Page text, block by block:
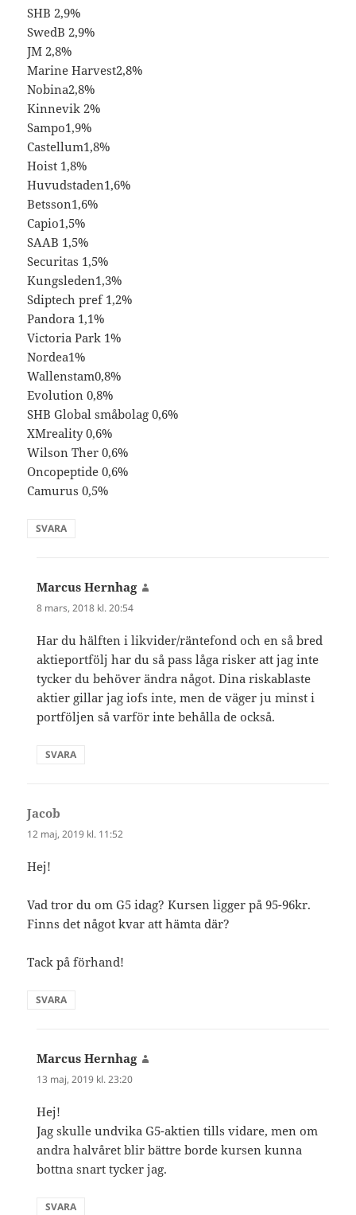
SHB 2,9%
SwedB 2,9%
JM 2,8%
Marine Harvest2,8%
Nobina2,8%
Kinnevik 2%
Sampo1,9%
Castellum1,8%
Hoist 1,8%
Huvudstaden1,6%
Betsson1,6%
Capio1,5%
SAAB 1,5%
Securitas 1,5%
Kungsleden1,3%
Sdiptech pref 1,2%
Pandora 1,1%
Victoria Park 1%
Nordea1%
Wallenstam0,8%
Evolution 0,8%
SHB Global småbolag 0,6%
XMreality 0,6%
Wilson Ther 0,6%
Oncopeptide 0,6%
Camurus 0,5%
SVARA
Marcus Hernhag
8 mars, 2018 kl. 20:54
Har du hälften i likvider/räntefond och en så bred
aktieportfölj har du så pass låga risker att jag inte
tycker du behöver ändra något. Dina riskablaste
aktier gillar jag iofs inte, men de väger ju minst i
portföljen så varför inte behålla de också.
SVARA
Jacob
12 maj, 2019 kl. 11:52
Hej!
Vad tror du om G5 idag? Kursen ligger på 95-96kr.
Finns det något kvar att hämta där?
Tack på förhand!
SVARA
Marcus Hernhag
13 maj, 2019 kl. 23:20
Hej!
Jag skulle undvika G5-aktien tills vidare, men om
andra halvåret blir bättre borde kursen kunna
bottna snart tycker jag.
SVARA